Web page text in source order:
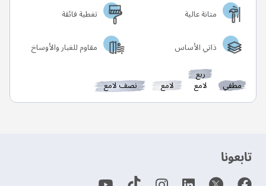
متانة عالية
تغطية فائقة
ذاتي الأساس
مقاوم للغبار والأوساخ
مطفي
ربع
لامع لامع نصف لامع
‫تابعونا‬